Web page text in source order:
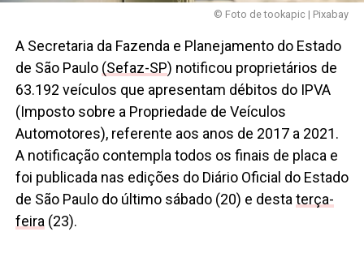
© Foto de tookapic | Pixabay
A Secretaria da Fazenda e Planejamento do Estado
de São Paulo (Sefaz-SP) notificou proprietários de
63.192 veículos que apresentam débitos do IPVA
(Imposto sobre a Propriedade de Veículos
Automotores), referente aos anos de 2017 a 2021.
A notificação contempla todos os finais de placa e
foi publicada nas edições do Diário Oficial do Estado
de São Paulo do último sábado (20) e destaterça-
feira(23).